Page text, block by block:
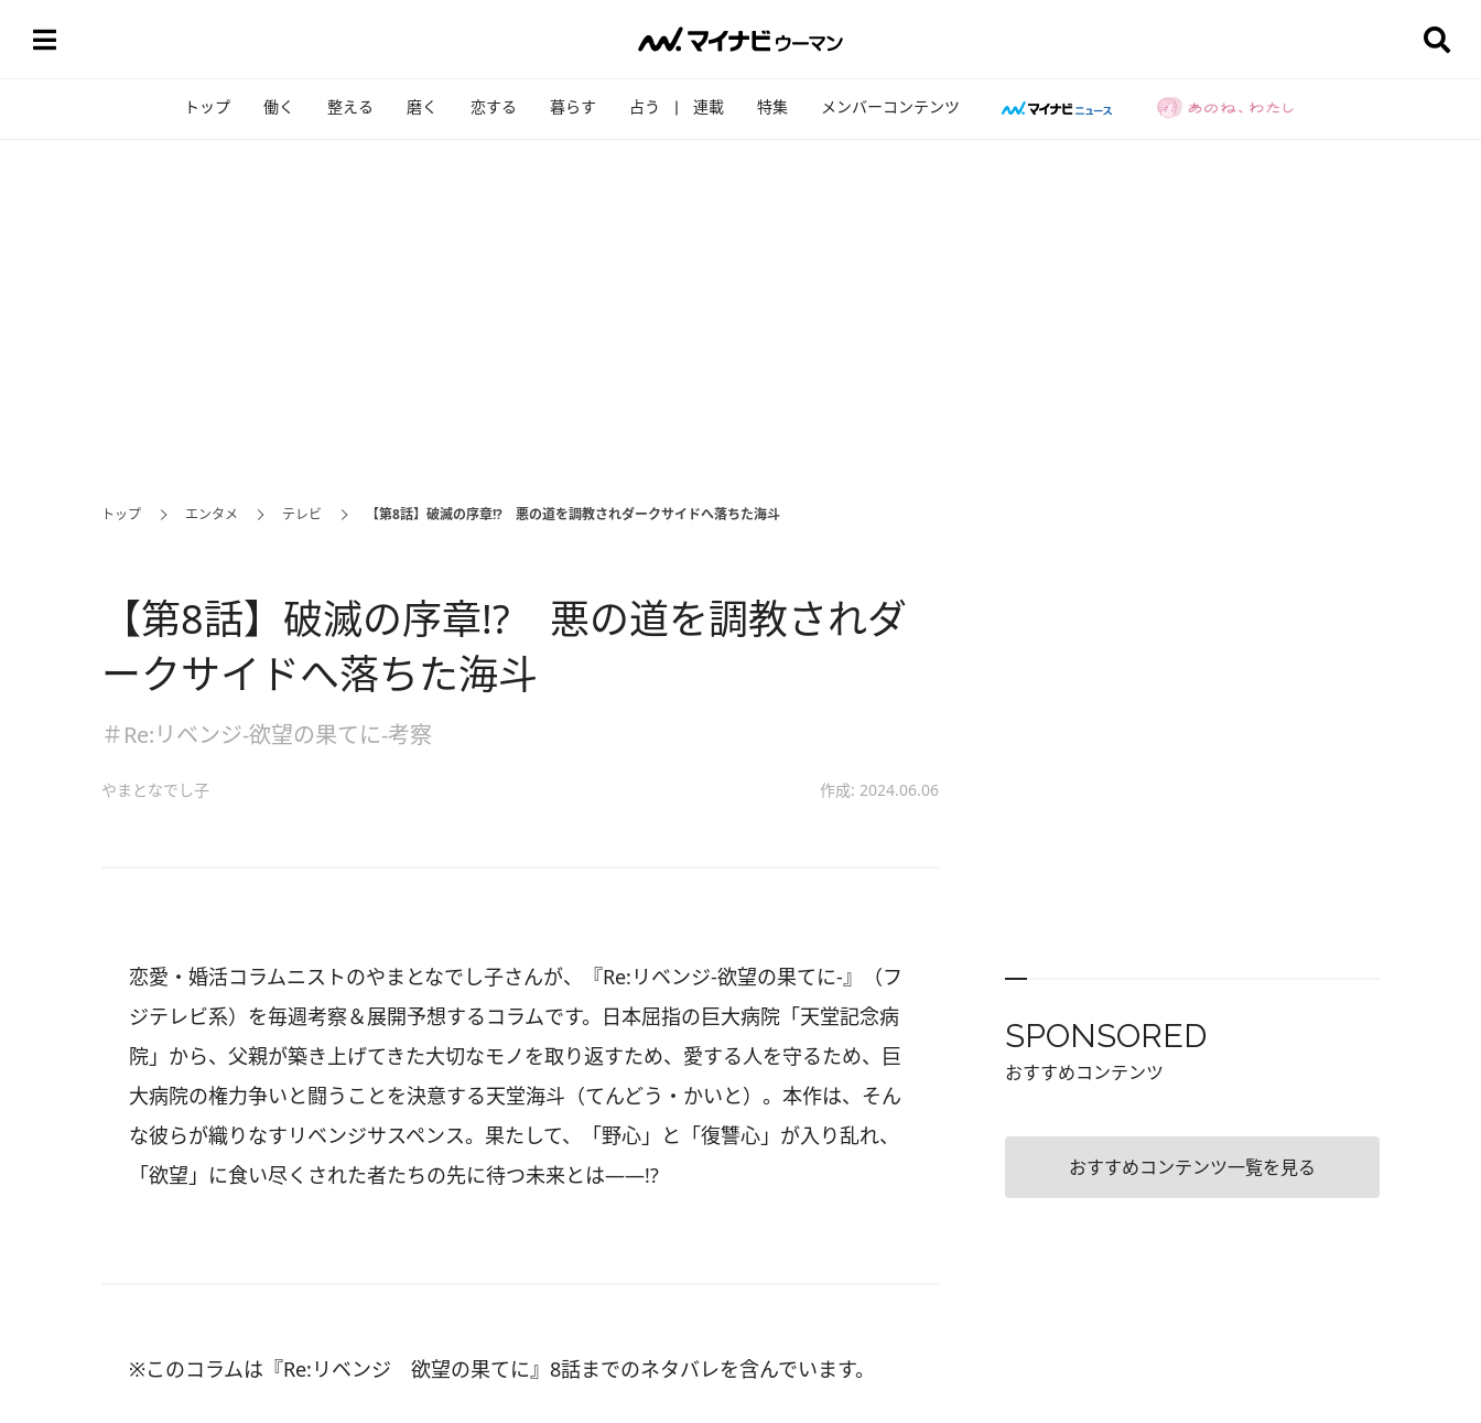
トップ 働く 整える 磨く 恋する 暮らす 占う 連載 特集 メンバーコンテンツ
トップ エンタメ テレビ 【第8話】破滅の序章!? 悪の道を調教されダークサイドへ落ちた海斗
【第8話】破滅の序章!? 悪の道を調教されダ
ークサイドへ落ちた海斗
＃Re:リベンジ-欲望の果てに-考察
やまとなでし子 作成: 2024.06.06
恋愛・婚活コラムニストのやまとなでし子さんが、『Re:リベンジ-欲望の果てに-』（フ
ジテレビ系）を毎週考察＆展開予想するコラムです。日本屈指の巨大病院「天堂記念病
院」から、父親が築き上げてきた大切なモノを取り返すため、愛する人を守るため、巨
大病院の権力争いと闘うことを決意する天堂海斗（てんどう・かいと）。本作は、そん
な彼らが織りなすリベンジサスペンス。果たして、「野心」と「復讐心」が入り乱れ、
「欲望」に食い尽くされた者たちの先に待つ未来とは――!?
※このコラムは『Re:リベンジ 欲望の果てに』8話までのネタバレを含んでいます。
SPONSORED
おすすめコンテンツ
おすすめコンテンツ一覧を見る